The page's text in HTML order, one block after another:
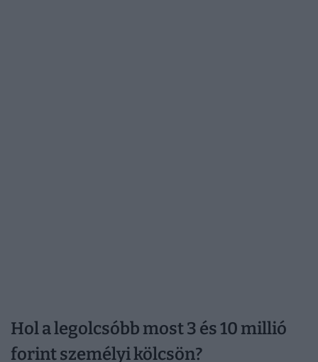
Hol a legolcsóbb most 3 és 10 millió
forint személyi kölcsön?